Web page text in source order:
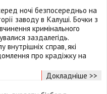
ночі безпосередньо на
заводу в Калуші. Бочки з
кримінального
заздалегідь.
внутрішніх справ, які
про крадіжку на
Докладніше >>